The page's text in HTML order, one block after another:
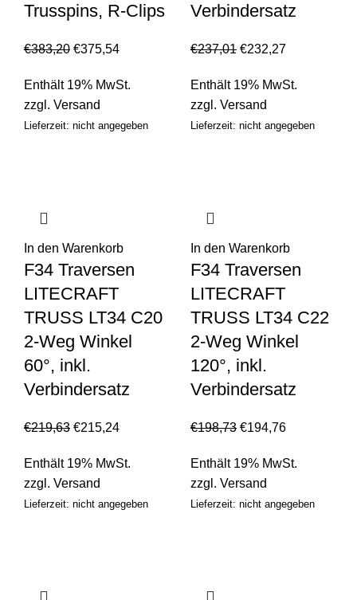
Trusspins, R-Clips
€383,20 €375,54
Enthält 19% MwSt.
zzgl. Versand
Lieferzeit: nicht angegeben
Verbindersatz
€237,01 €232,27
Enthält 19% MwSt.
zzgl. Versand
Lieferzeit: nicht angegeben
In den Warenkorb
F34 Traversen
LITECRAFT
TRUSS LT34 C20
2-Weg Winkel
60°, inkl.
Verbindersatz
€219,63 €215,24
Enthält 19% MwSt.
zzgl. Versand
Lieferzeit: nicht angegeben
In den Warenkorb
F34 Traversen
LITECRAFT
TRUSS LT34 C22
2-Weg Winkel
120°, inkl.
Verbindersatz
€198,73 €194,76
Enthält 19% MwSt.
zzgl. Versand
Lieferzeit: nicht angegeben